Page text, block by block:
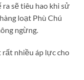
sẽ tiêu hao khi sử
loạt Phù Chú
ngừng.
rất nhiều áp lực cho